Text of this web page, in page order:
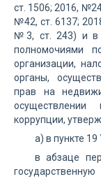
ст. 1506; 2016,
№42, ст. 6137;
№3, ст. 243) и в
полномочиями
организации,
органы,
прав на
коррупции,
а) в пункте 19
в абзаце